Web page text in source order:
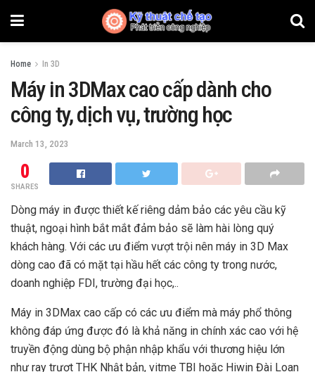
Home In 3D
Máy in 3DMax cao cấp dành cho
công ty, dịch vụ, trường học
March 13, 2023
0
SHARES
Dòng máy in được thiết kế riêng dảm bảo các yêu cầu kỹ
thuật, ngoại hình bắt mắt đảm bảo sẽ làm hài lòng quý
khách hàng. Với các ưu điểm vượt trội nên máy in 3D Max
dòng cao đã có mặt tại hầu hết các công ty trong nước,
doanh nghiệp FDI, trường đại học,..
Máy in 3DMax cao cấp có các ưu điểm mà máy phổ thông
không đáp ứng được đó là khả năng in chính xác cao với hệ
truyền động dùng bộ phận nhập khẩu với thương hiệu lớn
như ray trượt THK Nhật bản, vitme TBI hoặc Hiwin Đài Loan